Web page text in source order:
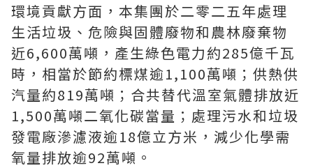
環境貢獻方面，本集團於二零二五年處理
生活垃圾、危險與固體廢物和農林廢棄物
近6,600萬噸，產生綠色電力約285億千瓦
時，相當於節約標煤逾1,100萬噸；供熱供
汽量約819萬噸；合共替代溫室氣體排放近
1,500萬噸二氧化碳當量；處理污水和垃圾
發電廠滲濾液逾18億立方米，減少化學需
氧量排放逾92萬噸。